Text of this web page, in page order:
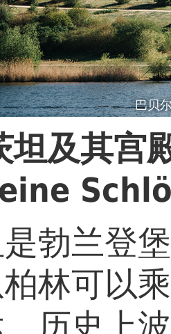
巴贝
坦及其宫
勃兰登
林可以
历史上